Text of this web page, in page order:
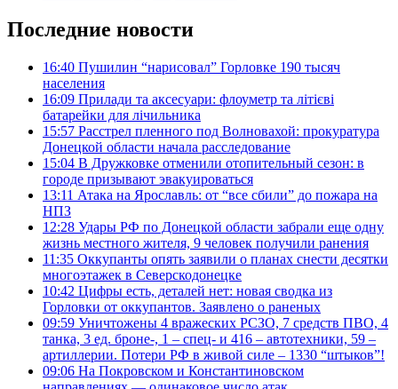
Последние новости
16:40 Пушилин “нарисовал” Горловке 190 тысяч
населения
16:09 Прилади та аксесуари: флоуметр та літієві
батарейки для лічильника
15:57 Расстрел пленного под Волновахой: прокуратура
Донецкой области начала расследование
15:04 В Дружковке отменили отопительный сезон: в
городе призывают эвакуироваться
13:11 Атака на Ярославль: от “все сбили” до пожара на
НПЗ
12:28 Удары РФ по Донецкой области забрали еще одну
жизнь местного жителя, 9 человек получили ранения
11:35 Оккупанты опять заявили о планах снести десятки
многоэтажек в Северскодонецке
10:42 Цифры есть, деталей нет: новая сводка из
Горловки от оккупантов. Заявлено о раненых
09:59 Уничтожены 4 вражеских РСЗО, 7 средств ПВО, 4
танка, 3 ед. броне-, 1 – спец- и 416 – автотехники, 59 –
артиллерии. Потери РФ в живой силе – 1330 “штыков”!
09:06 На Покровском и Константиновском